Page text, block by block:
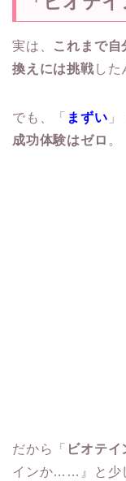
実は、 これまで自
換えには挑戦 した
でも、「 まずい
成功体験はゼロ 。
だから「 ビオテイ
インか……』と少